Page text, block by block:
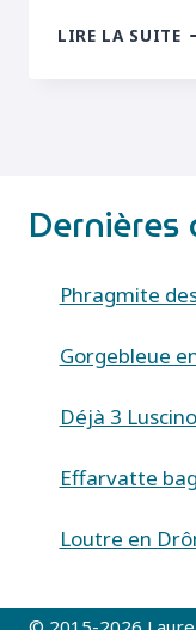
LIRE LA SUITE
Phragmite
Gorgebleue
Déjà 3
Effarvatte
Loutre en